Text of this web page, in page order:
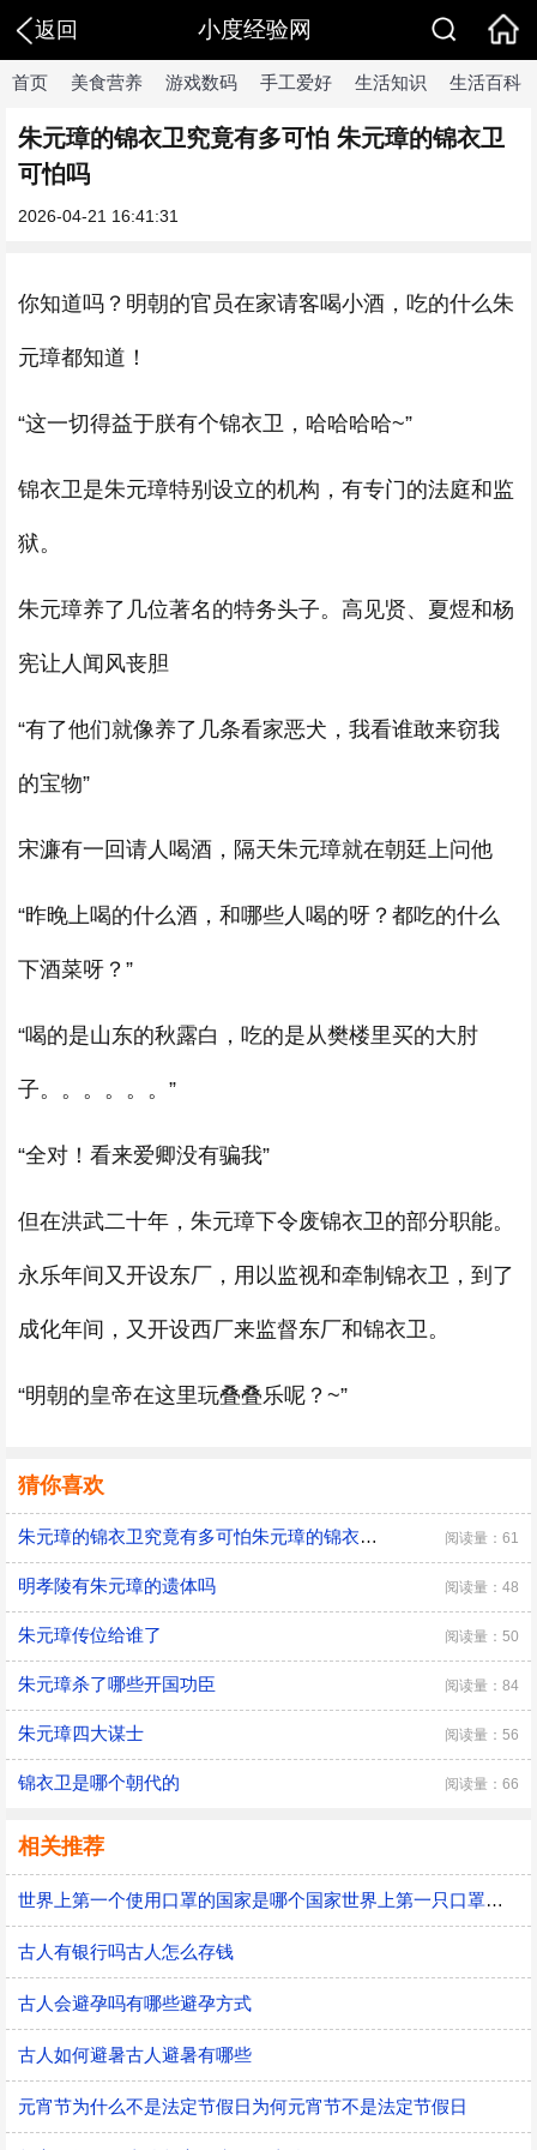
返回 小度经验网
首页 美食营养 游戏数码 手工爱好 生活知识 生活百科
朱元璋的锦衣卫究竟有多可怕 朱元璋的锦衣卫
可怕吗
2026-04-21 16:41:31
你知道吗？明朝的官员在家请客喝小酒，吃的什么朱
元璋都知道！
“这一切得益于朕有个锦衣卫，哈哈哈哈~”
锦衣卫是朱元璋特别设立的机构，有专门的法庭和监
狱。
朱元璋养了几位著名的特务头子。高见贤、夏煜和杨
宪让人闻风丧胆
“有了他们就像养了几条看家恶犬，我看谁敢来窃我
的宝物”
宋濂有一回请人喝酒，隔天朱元璋就在朝廷上问他
“昨晚上喝的什么酒，和哪些人喝的呀？都吃的什么
下酒菜呀？”
“喝的是山东的秋露白，吃的是从樊楼里买的大肘
子。。。。。。”
“全对！看来爱卿没有骗我”
但在洪武二十年，朱元璋下令废锦衣卫的部分职能。
永乐年间又开设东厂，用以监视和牵制锦衣卫，到了
成化年间，又开设西厂来监督东厂和锦衣卫。
“明朝的皇帝在这里玩叠叠乐呢？~”
猜你喜欢
朱元璋的锦衣卫究竟有多可怕朱元璋的锦衣卫可怕吗 阅读量：61
明孝陵有朱元璋的遗体吗 阅读量：48
朱元璋传位给谁了 阅读量：50
朱元璋杀了哪些开国功臣 阅读量：84
朱元璋四大谋士 阅读量：56
锦衣卫是哪个朝代的 阅读量：66
相关推荐
世界上第一个使用口罩的国家是哪个国家世界上第一只口罩是谁发明的
古人有银行吗古人怎么存钱
古人会避孕吗有哪些避孕方式
古人如何避暑古人避暑有哪些
元宵节为什么不是法定节假日为何元宵节不是法定节假日